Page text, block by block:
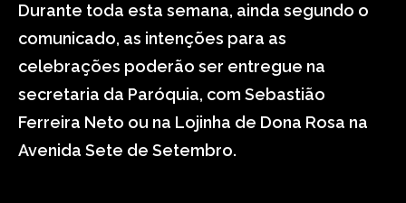
Durante toda esta semana, ainda segundo o
comunicado, as intenções para as
celebrações poderão ser entregue na
secretaria da Paróquia, com Sebastião
Ferreira Neto ou na Lojinha de Dona Rosa na
Avenida Sete de Setembro.